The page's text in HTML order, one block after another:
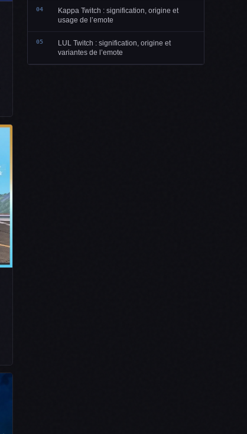
04
Kappa Twitch : signification, origine et
usage de l’emote
05
LUL Twitch : signification, origine et
variantes de l’emote